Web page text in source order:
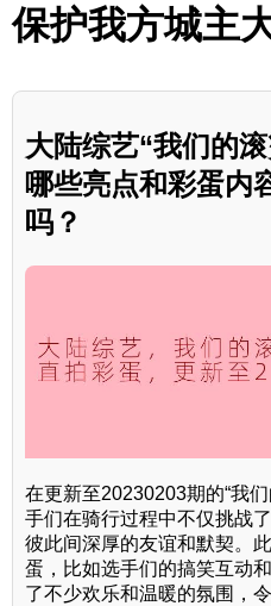
保护我方城主
大陆综艺“我们的
哪些亮点和彩蛋内
吗？
在更新至20230203期的“我
手们在骑行过程中不仅挑战
彼此间深厚的友谊和默契。
蛋，比如选手们的搞笑互动
了不少欢乐和温暖的氛围，